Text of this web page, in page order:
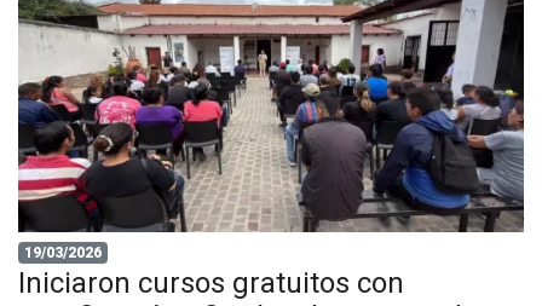
19/03/2026
Iniciaron cursos gratuitos con